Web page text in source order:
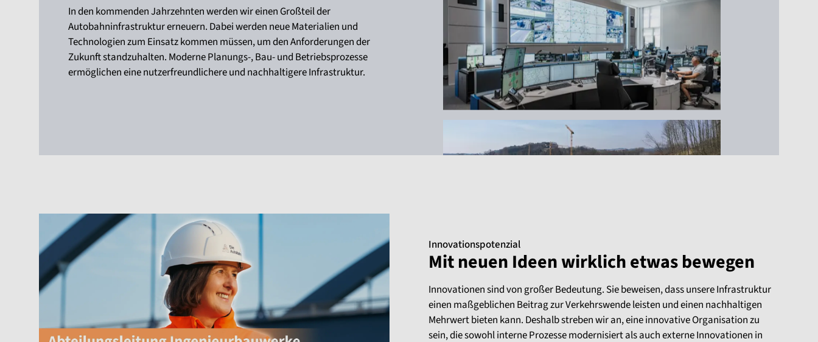
In den kommenden Jahrzehnten werden wir einen Großteil der
Autobahninfrastruktur erneuern. Dabei werden neue Materialien und
Technologien zum Einsatz kommen müssen, um den Anforderungen der
Zukunft standzuhalten. Moderne Planungs-, Bau- und Betriebsprozesse
ermöglichen eine nutzerfreundlichere und nachhaltigere Infrastruktur.
Innovationspotenzial
Mit neuen Ideen wirklich etwas bewegen
Innovationen sind von großer Bedeutung. Sie beweisen, dass unsere Infrastruktur
einen maßgeblichen Beitrag zur Verkehrswende leisten und einen nachhaltigen
Mehrwert bieten kann. Deshalb streben wir an, eine innovative Organisation zu
sein, die sowohl interne Prozesse modernisiert als auch externe Innovationen in